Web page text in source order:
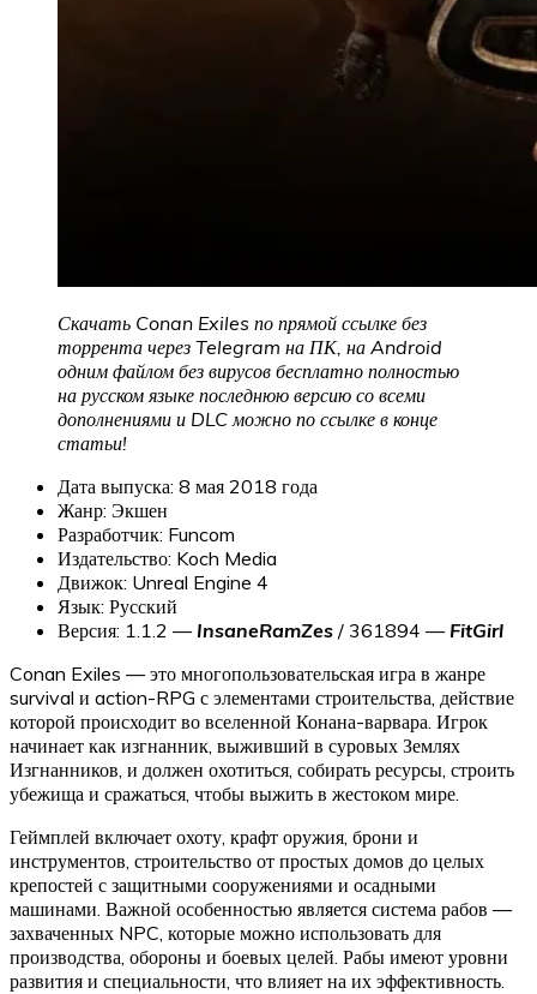
Скачать Conan Exiles по прямой ссылке без
торрента через Telegram на ПК, на Android
одним файлом без вирусов бесплатно полностью
на русском языке последнюю версию со всеми
дополнениями и DLC можно по ссылке в конце
статьи!
Дата выпуска: 8 мая 2018 года
Жанр: Экшен
Разработчик: Funcom
Издательство: Koch Media
Движок: Unreal Engine 4
Язык: Русский
Версия: 1.1.2 — InsaneRamZes / 361894 — FitGirl
Conan Exiles — это многопользовательская игра в жанре
survival и action-RPG с элементами строительства, действие
которой происходит во вселенной Конана-варвара. Игрок
начинает как изгнанник, выживший в суровых Землях
Изгнанников, и должен охотиться, собирать ресурсы, строить
убежища и сражаться, чтобы выжить в жестоком мире.
Геймплей включает охоту, крафт оружия, брони и
инструментов, строительство от простых домов до целых
крепостей с защитными сооружениями и осадными
машинами. Важной особенностью является система рабов —
захваченных NPC, которые можно использовать для
производства, обороны и боевых целей. Рабы имеют уровни
развития и специальности, что влияет на их эффективность.